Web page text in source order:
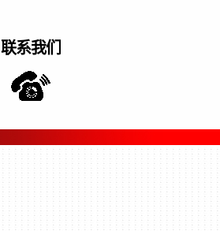
联系我们